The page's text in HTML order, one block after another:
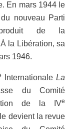
En mars 1944 le
nouveau Parti
produit de la
la Libération, sa
1946.
Internationale La
du Comité
de la IVe
devient la revue